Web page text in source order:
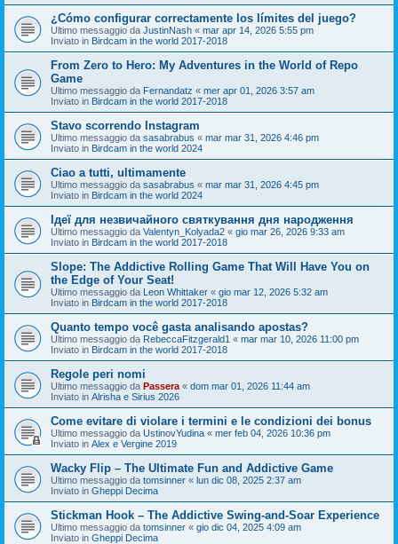
¿Cómo configurar correctamente los límites del juego?
Ultimo messaggio da JustinNash « mar apr 14, 2026 5:55 pm
Inviato in Birdcam in the world 2017-2018
From Zero to Hero: My Adventures in the World of Repo
Game
Ultimo messaggio da Fernandatz « mer apr 01, 2026 3:57 am
Inviato in Birdcam in the world 2017-2018
Stavo scorrendo Instagram
Ultimo messaggio da sasabrabus « mar mar 31, 2026 4:46 pm
Inviato in Birdcam in the world 2024
Ciao a tutti, ultimamente
Ultimo messaggio da sasabrabus « mar mar 31, 2026 4:45 pm
Inviato in Birdcam in the world 2024
Ідеї для незвичайного святкування дня народження
Ultimo messaggio da Valentyn_Kolyada2 « gio mar 26, 2026 9:33 am
Inviato in Birdcam in the world 2017-2018
Slope: The Addictive Rolling Game That Will Have You on
the Edge of Your Seat!
Ultimo messaggio da Leon Whittaker « gio mar 12, 2026 5:32 am
Inviato in Birdcam in the world 2017-2018
Quanto tempo você gasta analisando apostas?
Ultimo messaggio da RebeccaFitzgerald1 « mar mar 10, 2026 11:00 pm
Inviato in Birdcam in the world 2017-2018
Regole peri nomi
Ultimo messaggio da Passera « dom mar 01, 2026 11:44 am
Inviato in Alrisha e Sirius 2026
Come evitare di violare i termini e le condizioni dei bonus
Ultimo messaggio da UstinovYudina « mer feb 04, 2026 10:36 pm
Inviato in Alex e Vergine 2019
Wacky Flip – The Ultimate Fun and Addictive Game
Ultimo messaggio da tomsinner « lun dic 08, 2025 2:37 am
Inviato in Gheppi Decima
Stickman Hook – The Addictive Swing-and-Soar Experience
Ultimo messaggio da tomsinner « gio dic 04, 2025 4:09 am
Inviato in Gheppi Decima